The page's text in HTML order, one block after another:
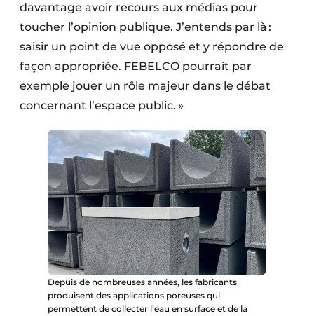
Travaux ferroviaires
davantage avoir recours aux médias pour
toucher l’opinion publique. J’entends par là :
saisir un point de vue opposé et y répondre de
façon appropriée. FEBELCO pourrait par
exemple jouer un rôle majeur dans le débat
concernant l’espace public. »
Depuis de nombreuses années, les fabricants
produisent des applications poreuses qui
permettent de collecter l’eau en surface et de la